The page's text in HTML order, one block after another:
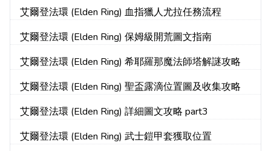
艾爾登法環 (Elden Ring) 血指獵人尤拉任務流程
艾爾登法環 (Elden Ring) 保姆級開荒圖文指南
艾爾登法環 (Elden Ring) 希耶羅那魔法師塔解謎攻略
艾爾登法環 (Elden Ring) 聖盃露滴位置圖及收集攻略
艾爾登法環 (Elden Ring) 詳細圖文攻略 part3
艾爾登法環 (Elden Ring) 武士鎧甲套獲取位置